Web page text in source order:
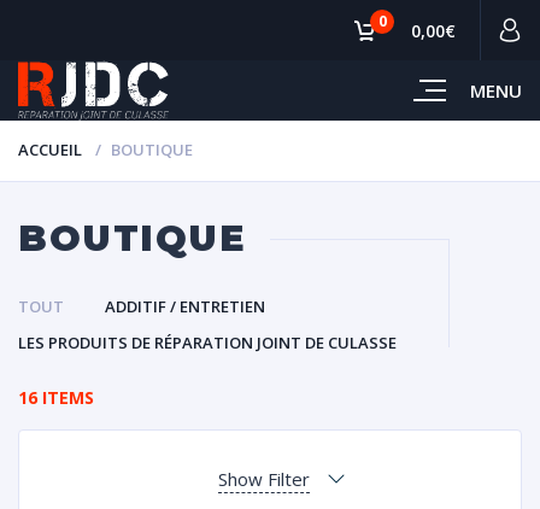
MENU
0 0,00€
ACCUEIL BOUTIQUE
BOUTIQUE
TOUT
ADDITIF / ENTRETIEN
LES PRODUITS DE RÉPARATION JOINT DE CULASSE
16 ITEMS
Show Filter